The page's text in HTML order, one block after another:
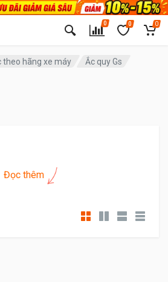
0 0 0
theo hãng xe máy Ắc quy Gs
Đọc thêm